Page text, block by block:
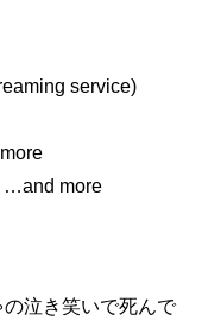
service)
…and more
泣き笑いで死んで